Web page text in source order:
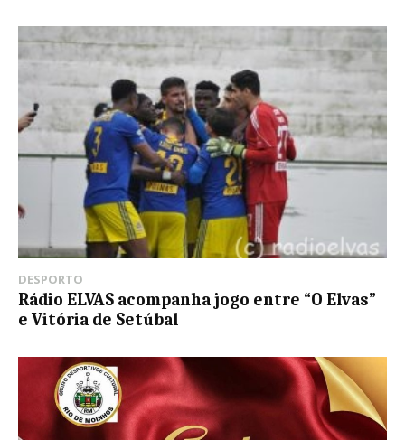
DESPORTO
Rádio ELVAS acompanha jogo entre “O Elvas”
e Vitória de Setúbal